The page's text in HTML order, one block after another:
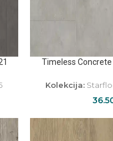
Timeless
Kolekcija: